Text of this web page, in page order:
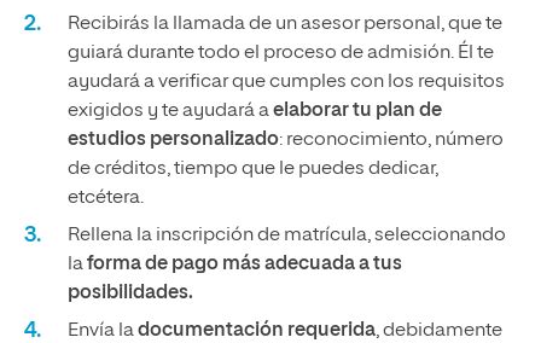
Recibirás la llamada de un asesor personal, que te
guiará durante todo el proceso de admisión. Él te
ayudará a verificar que cumples con los requisitos
exigidos y te ayudará aelaborar tu plan de
estudios personalizado: reconocimiento, número
de créditos, tiempo que le puedes dedicar,
etcétera.
Rellena la inscripción de matrícula, seleccionando
laforma de pago más adecuada a tus
posibilidades.
Envía ladocumentación requerida, debidamente